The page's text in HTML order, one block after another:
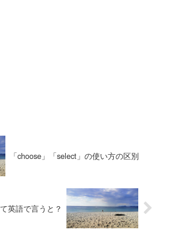
「choose」「select」の使い方の区別
英語で言うと？